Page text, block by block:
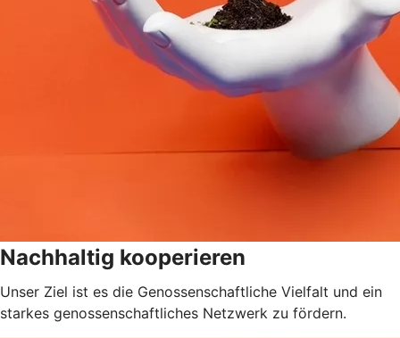
Nachhaltig kooperieren
Unser Ziel ist es die Genossenschaftliche Vielfalt und ein
starkes genossenschaftliches Netzwerk zu fördern.